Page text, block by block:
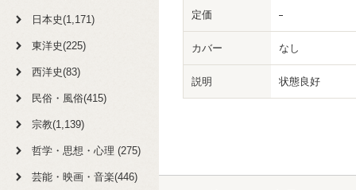
日本史(1,171)
東洋史(225)
西洋史(83)
民俗・風俗(415)
宗教(1,139)
哲学・思想・心理 (275)
芸能・映画・音楽(446)
定価
カバー なし
説明 状態良好